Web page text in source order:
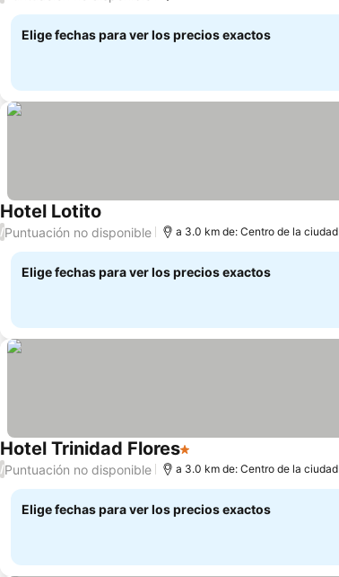
Elige fechas para ver los precios exactos
Hotel Lotito Ver precios
/Puntuación no disponible a 3.0 km de: Centro de la ciudad
Elige fechas para ver los precios exactos
Hotel Trinidad Flores1 Estrellas
/Puntuación no disponible a 3.0 km de: Centro de la ciudad
Elige fechas para ver los precios exactos